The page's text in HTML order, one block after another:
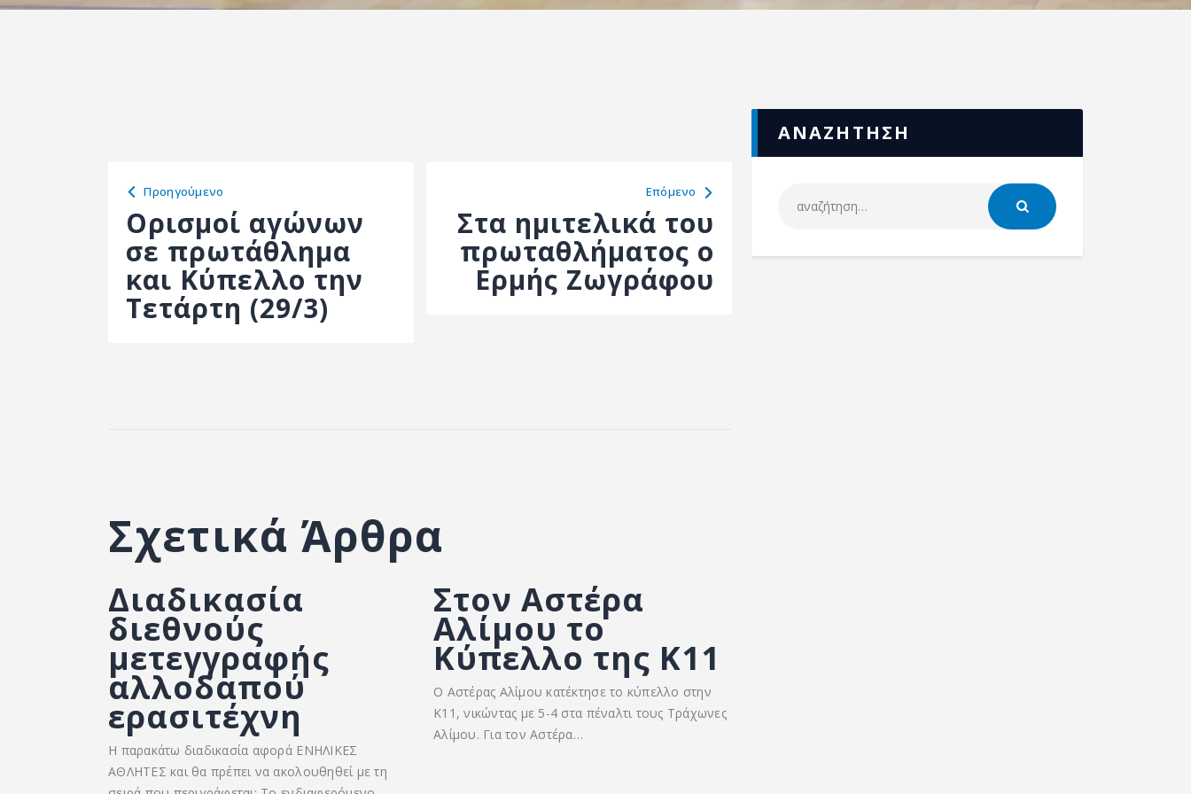
Προηγούμενο
Ορισμοί αγώνων
σε πρωτάθλημα
και Κύπελλο την
Τετάρτη (29/3)
Eπόμενο
Στα ημιτελικά του
πρωταθλήματος ο
Ερμής Ζωγράφου
Σχετικά Άρθρα
Διαδικασία
διεθνούς
μετεγγραφής
αλλοδαπού
ερασιτέχνη
Η παρακάτω διαδικασία αφορά ΕΝΗΛΙΚΕΣ
ΑΘΛΗΤΕΣ και θα πρέπει να ακολουθηθεί με τη
Στον Αστέρα
Αλίμου το
Κύπελλο της Κ11
Ο Αστέρας Αλίμου κατέκτησε το κύπελλο στην
Κ11, νικώντας με 5-4 στα πέναλτι τους Τράχωνες
Αλίμου. Για τον Αστέρα…
ΑΝΑΖΗΤΗΣΗ